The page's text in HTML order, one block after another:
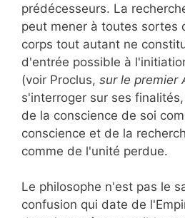
prédécesseurs. La
peut mener à toutes sortes
corps tout autant ne
d'entrée possible à
(voir Proclus, sur le premier
s'interroger sur ses
de la conscience de soi
conscience et de la
comme de l'unité perdue.
Le philosophe n'est pas le
confusion qui date de